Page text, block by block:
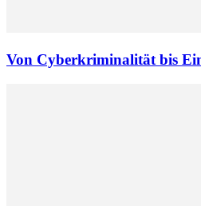
Von Cyberkriminalität bis